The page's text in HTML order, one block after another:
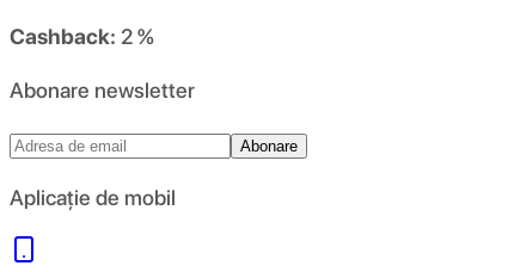
Cashback: 2 %
Abonare newsletter
Abonare
Aplicație de mobil